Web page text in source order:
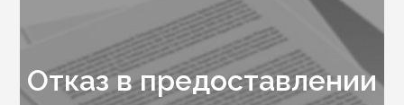
Отказ в предоставлении